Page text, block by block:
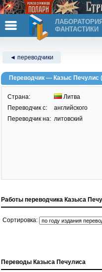
ЛАБОРАТОРИЯ
ФАНТАСТИКИ
◄ переводчики
Переводчик — Казыс Печулис
Страна:
Литва
Переводчик c:
английского
Переводчик на: литовский
Работы переводчика Казыса
Сортировка:
Переводы Казыса Печулиса